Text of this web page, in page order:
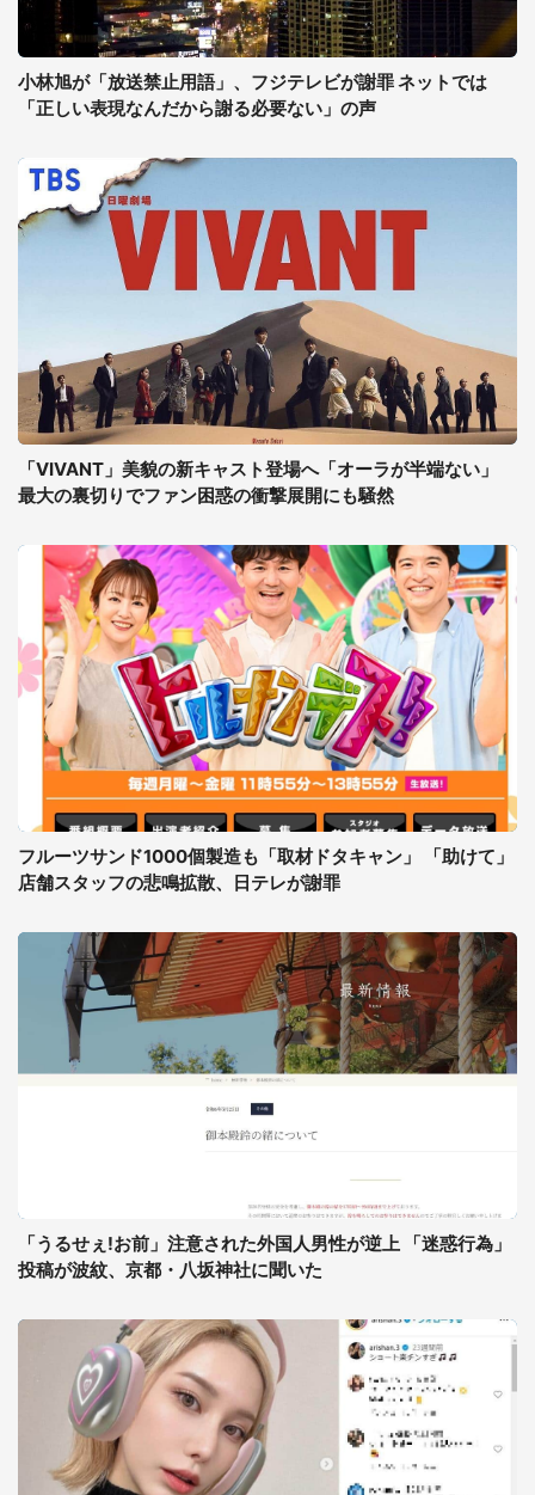
小林旭が「放送禁止用語」、フジテレビが謝罪 ネットでは
「正しい表現なんだから謝る必要ない」の声
「VIVANT」美貌の新キャスト登場へ「オーラが半端ない」
最大の裏切りでファン困惑の衝撃展開にも騒然
フルーツサンド1000個製造も「取材ドタキャン」 「助けて」
店舗スタッフの悲鳴拡散、日テレが謝罪
「うるせぇ!お前」注意された外国人男性が逆上 「迷惑行為」
投稿が波紋、京都・八坂神社に聞いた